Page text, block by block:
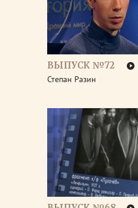
ВЫПУСК №72
Степан Разин